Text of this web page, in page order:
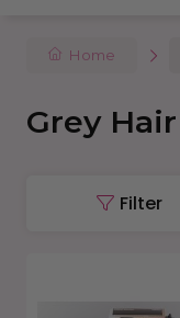
Home
Grey Hair
Filter